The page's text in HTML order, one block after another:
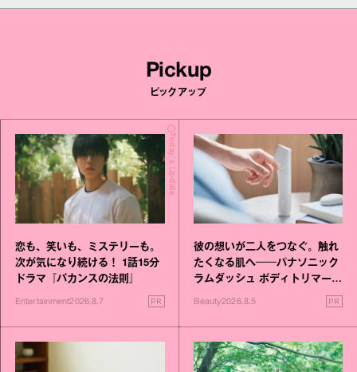
Pickup
ピックアップ
Today's Update
恋も、笑いも、ミステリーも。
次が気になり続ける！ 1話15分
ドラマ『バカンスの法則』
Entertainment2026.8.7 PR
彼の想いが二人をつなぐ。触れ
たくなる肌へ──パナソニック
ラムダッシュ ボディトリマーが
Beauty2026.8.5 PR